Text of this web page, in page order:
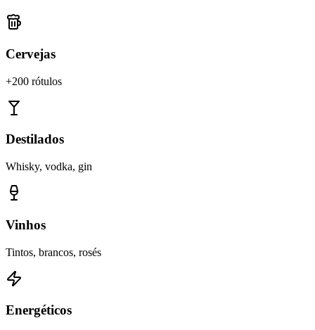
Cervejas
+200 rótulos
Destilados
Whisky, vodka, gin
Vinhos
Tintos, brancos, rosés
Energéticos